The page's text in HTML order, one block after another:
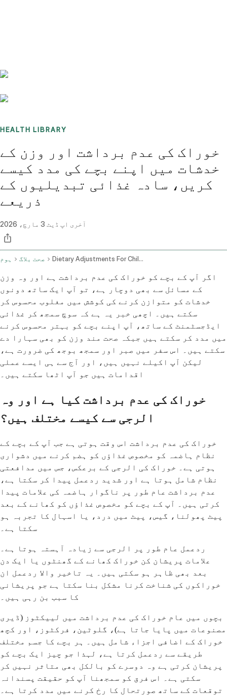
HEALTH LIBRARY
خوراک کی عدم برداشت اور وزن کے
خدشات میں اپنے بچے کی مدد کیسے
کریں، سادہ غذائی تبدیلیوں کے
ذریعے
آخری اپ ڈیٹ 3 مارچ، 2026
ہوم صحت بلاگ Dietary Adjustments For Children With Food Intolerances And Weight Issues
اگر آپ کے بچے کو خوراک کی عدم برداشت ہے اور وہ وزن
کے مسائل سے بھی دوچار ہے، تو آپ ایک ساتھ دونوں
خدشات کو متوازن کرنے کی کوشش میں مغلوب محسوس کر
سکتے ہیں۔ اچھی خبر یہ ہے کہ سوچ سمجھ کر غذائی
ایڈجسٹمنٹ کے ساتھ، آپ اپنے بچے کو بہتر محسوس کرنے
میں مدد کر سکتے ہیں جبکہ صحت مند وزن کو بھی سہارا دے
سکتے ہیں۔ اس سفر میں صبر اور سمجھ بوجھ کی ضرورت ہے،
لیکن آپ اکیلے نہیں ہیں، اور آج سے ہی ایسے عملی
اقدامات ہیں جو آپ اٹھا سکتے ہیں۔
خوراک کی عدم برداشت کیا ہے اور وہ
الرجی سے کیسے مختلف ہیں؟
خوراک کی عدم برداشت اس وقت ہوتی ہے جب آپ کے بچے کے
نظام ہاضمہ کو مخصوص غذاؤں کو ہضم کرنے میں دشواری
ہوتی ہے۔ خوراک کی الرجی کے برعکس، جس میں مدافعتی
نظام شامل ہوتا ہے اور شدید ردعمل پیدا کر سکتا ہے،
عدم برداشت عام طور پر ناگوار ہاضمہ کی علامات پیدا
کرتی ہیں۔ آپ کے بچے کو مخصوص غذاؤں کو کھانے کے بعد
پیٹ پھولنا، گیس، پیٹ میں درد، یا اسہال کا تجربہ ہو
سکتا ہے۔
ردعمل عام طور پر الرجی سے زیادہ آہستہ ہوتا ہے۔
علامات پریشان کن خوراک کھانے کے گھنٹوں یا ایک دن
بعد بھی ظاہر ہو سکتی ہیں۔ یہ تاخیر والا ردعمل ان
خوراکوں کی شناخت کرنا مشکل بنا سکتا ہے جو پریشانی
کا سبب بن رہی ہیں۔
بچوں میں عام خوراک کی عدم برداشت میں لییکٹوز (ڈیری
مصنوعات میں پایا جاتا ہے)، گلوٹین، فرکٹوز، اور کچھ
خوراک کے اضافی اجزاء شامل ہیں۔ ہر بچے کا جسم مختلف
طریقے سے ردعمل کرتا ہے، لہذا جو چیز ایک بچے کو
پریشان کرتی ہے وہ دوسرے کو بالکل بھی متاثر نہیں کر
سکتی ہے۔ اس فرق کو سمجھنا آپ کو حقیقت پسندانہ
توقعات کے ساتھ صورتحال کا رخ کرنے میں مدد کرتا ہے۔